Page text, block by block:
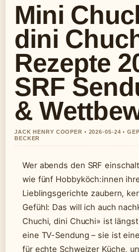
Mini
dini
Rezepte
SRF
&
JACK HENRY COOPER • 2026-05-24 •
BECKER
Wer abends den SRF
wie fünf Hobbyköch:innen
Lieblingsgerichte zaubern,
Gefühl: Das will ich auch
Chuchi, dini Chuchi» ist
eine TV-Sendung – sie ist
für echte Schweizer Küche,